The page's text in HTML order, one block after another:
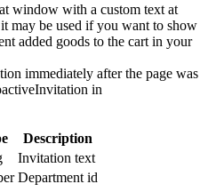
window with a custom text at
may be used if you want to show
added goods to the cart in your
immediately after the page was
in
Description
Invitation text
Department id